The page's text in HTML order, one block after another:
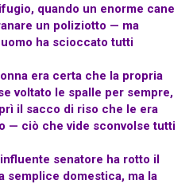
quando un enorme cane
un poliziotto — ma
uomo ha scioccato tutti
era certa che la propria
voltato le spalle per sempre,
il sacco di riso che le era
— ciò che vide sconvolse tutti
senatore ha rotto il
semplice domestica, ma la